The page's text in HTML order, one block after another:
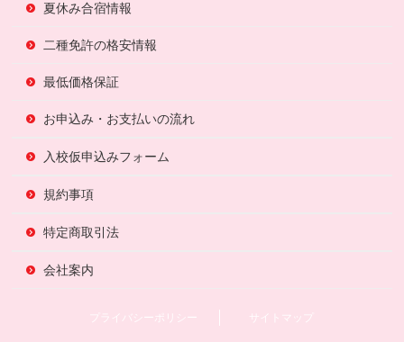
夏休み合宿情報
二種免許の格安情報
最低価格保証
お申込み・お支払いの流れ
入校仮申込みフォーム
規約事項
特定商取引法
会社案内
プライバシーポリシー サイトマップ